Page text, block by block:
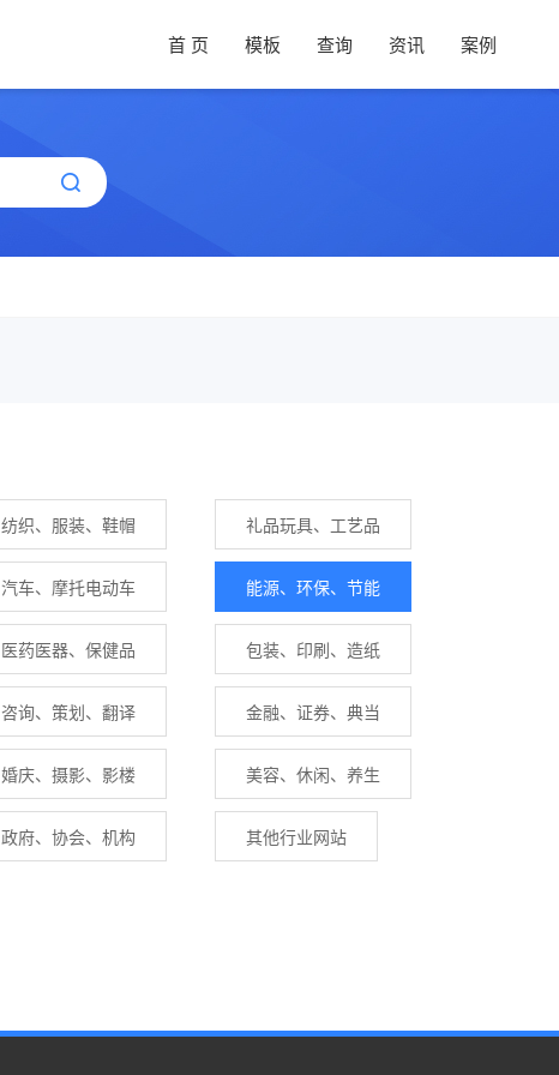
首 页 模板 查询 资讯 案例
纺织、服装、鞋帽 礼品玩具、工艺品
汽车、摩托电动车 能源、环保、节能
医药医器、保健品 包装、印刷、造纸
咨询、策划、翻译 金融、证券、典当
婚庆、摄影、影楼 美容、休闲、养生
政府、协会、机构 其他行业网站